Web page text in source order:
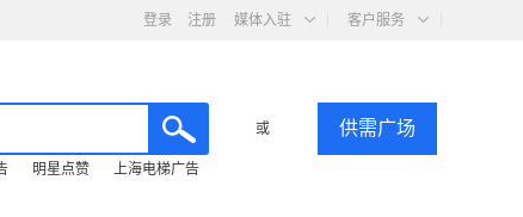
登录 注册 媒体入驻 客户服务
或 供需广场
明星点赞 上海电梯广告